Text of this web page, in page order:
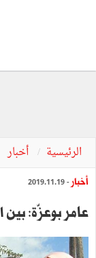
الرئيسية أخبار
أخبار - 2019.11.19
عامر بوعزّة: بين